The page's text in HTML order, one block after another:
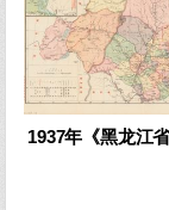
1937年《黑龙江